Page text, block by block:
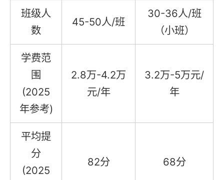
班级人
数
45-50人/班
30-36人/班
（小班）
学费范
围
(2025
年参考)
2.8万-4.2万
元/年
3.2万-5万元/
年
平均提
分
(2025
82分 68分